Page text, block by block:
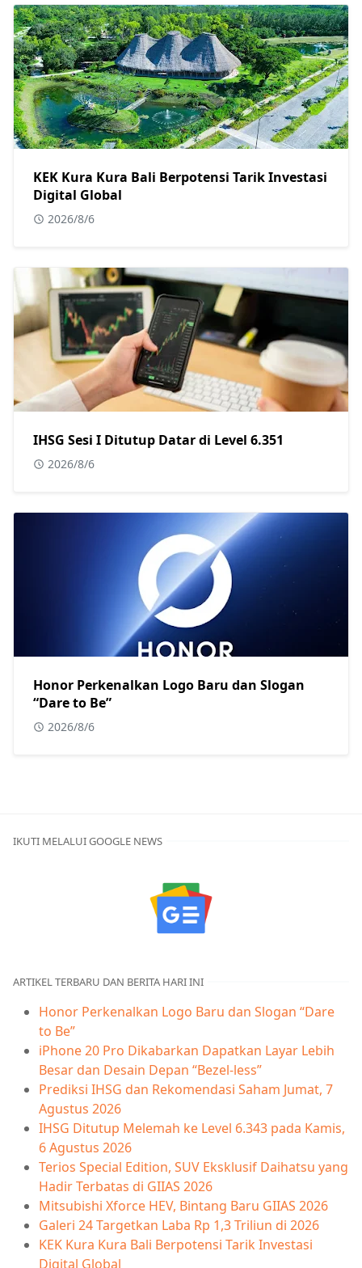
KEK Kura Kura Bali Berpotensi Tarik Investasi
Digital Global
2026/8/6
IHSG Sesi I Ditutup Datar di Level 6.351
2026/8/6
Honor Perkenalkan Logo Baru dan Slogan
“Dare to Be”
2026/8/6
IKUTI MELALUI GOOGLE NEWS
ARTIKEL TERBARU DAN BERITA HARI INI
Honor Perkenalkan Logo Baru dan Slogan “Dare
to Be”
iPhone 20 Pro Dikabarkan Dapatkan Layar Lebih
Besar dan Desain Depan “Bezel-less”
Prediksi IHSG dan Rekomendasi Saham Jumat, 7
Agustus 2026
IHSG Ditutup Melemah ke Level 6.343 pada Kamis,
6 Agustus 2026
Terios Special Edition, SUV Eksklusif Daihatsu yang
Hadir Terbatas di GIIAS 2026
Mitsubishi Xforce HEV, Bintang Baru GIIAS 2026
Galeri 24 Targetkan Laba Rp 1,3 Triliun di 2026
KEK Kura Kura Bali Berpotensi Tarik Investasi
Digital Global